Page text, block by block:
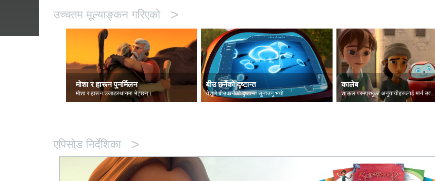
उच्चतम मूल्याङ्कन गरिएको >
मोशा र हारून पुनर्मिलन
मोशा र हारून उजाडस्थानमा भेट्छन्।
बीउ छर्नेको दृष्टान्त
येशूले बीउ छर्नेकाे दृष्टान्त सुनाउनु भयो
कालेब
शाऊल परमप्रभुका अनुयायीहरूलाई मार्न उत्सुक थिए।
एपिसोड निर्देशिका >